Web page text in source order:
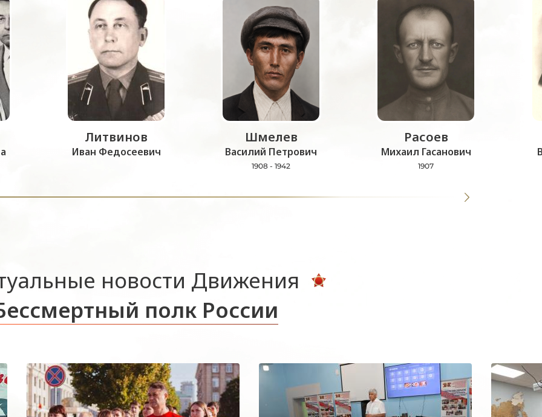
Литвинов
Иван Федосеевич
Шмелев
Василий Петрович
1908 - 1942
Расоев
Михаил Гасанович
1907
новости Движения
полк России